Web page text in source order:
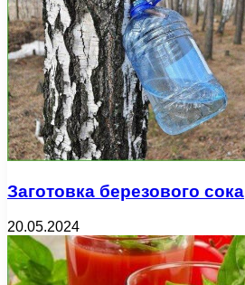
Заготовка березового сока
20.05.2024